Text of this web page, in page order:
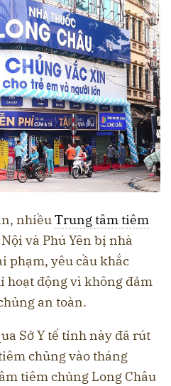
nhiềuTrung tâm tiêm
và Phú Yên bị nhà
phạm, yêu cầu khắc
hoạt động vì không đảm
an toàn.
Sở Y tế tỉnh này đã rút
chủng vào tháng
tiêm chủng Long Châu